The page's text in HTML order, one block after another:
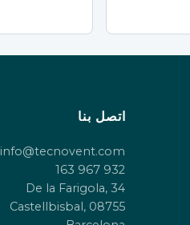
اتصل بنا
info@tecnovent.com
932 967 163
De la Farigola, 34
08755 Castellbisbal,